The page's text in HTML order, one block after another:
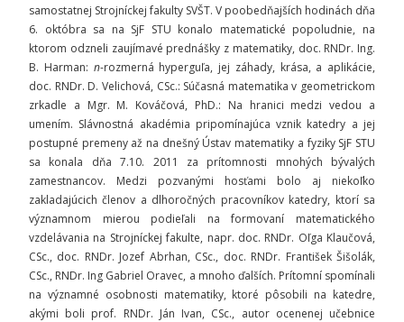
samostatnej Strojníckej fakulty SVŠT. V poobedňajších hodinách dňa
6. októbra sa na SjF STU konalo matematické popoludnie, na
ktorom odzneli zaujímavé prednášky z matematiky, doc. RNDr. Ing.
B. Harman: n-rozmerná hyperguľa, jej záhady, krása, a aplikácie,
doc. RNDr. D. Velichová, CSc.: Súčasná matematika v geometrickom
zrkadle a Mgr. M. Kováčová, PhD.: Na hranici medzi vedou a
umením. Slávnostná akadémia pripomínajúca vznik katedry a jej
postupné premeny až na dnešný Ústav matematiky a fyziky SjF STU
sa konala dňa 7.10. 2011 za prítomnosti mnohých bývalých
zamestnancov. Medzi pozvanými hosťami bolo aj niekoľko
zakladajúcich členov a dlhoročných pracovníkov katedry, ktorí sa
významnom mierou podieľali na formovaní matematického
vzdelávania na Strojníckej fakulte, napr. doc. RNDr. Oľga Klaučová,
CSc., doc. RNDr. Jozef Abrhan, CSc., doc. RNDr. František Šišolák,
CSc., RNDr. Ing Gabriel Oravec, a mnoho ďalších. Prítomní spomínali
na významné osobnosti matematiky, ktoré pôsobili na katedre,
akými boli prof. RNDr. Ján Ivan, CSc., autor ocenenej učebnice